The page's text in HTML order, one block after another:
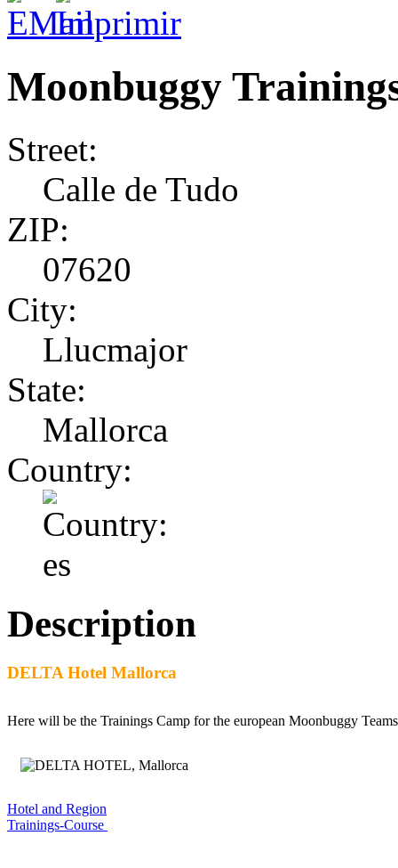
Moonbuggy
Street:
Calle de Tudo
ZIP:
07620
City:
Llucmajor
State:
Mallorca
Country:
Description
DELTA Hotel Mallorca
Here will be the Trainings Camp for the european Moonbuggy
Hotel and Region
Trainings-Course